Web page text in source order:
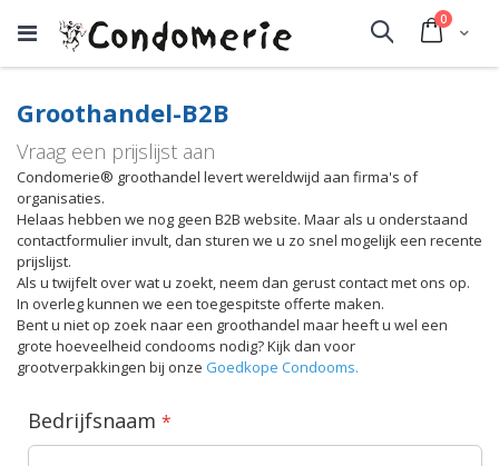
Cart
0
Search
Groothandel-B2B
Vraag een prijslijst aan
Condomerie® groothandel levert wereldwijd aan firma's of
organisaties.
Helaas hebben we nog geen B2B website. Maar als u onderstaand
contactformulier invult, dan sturen we u zo snel mogelijk een recente
prijslijst.
Als u twijfelt over wat u zoekt, neem dan gerust contact met ons op.
In overleg kunnen we een toegespitste offerte maken.
Bent u niet op zoek naar een groothandel maar heeft u wel een
grote hoeveelheid condooms nodig? Kijk dan voor
grootverpakkingen bij onze Goedkope Condooms.
Bedrijfsnaam